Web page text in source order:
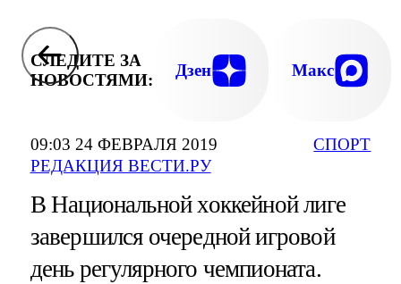
09:03 24 ФЕВРАЛЯ 2019
РЕДАКЦИЯ ВЕСТИ.РУ
СПОРТ
СЛЕДИТЕ ЗА
НОВОСТЯМИ:
Дзен Макс
В Национальной хоккейной лиге
завершился очередной игровой
день регулярного чемпионата.